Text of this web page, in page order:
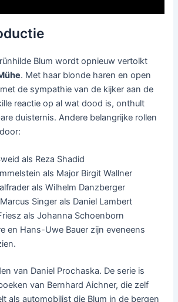
Blum wordt opnieuw vertolkt
. Met haar blonde haren en open
de sympathie van de kijker aan de
reactie op al wat dood is, onthult
duisternis. Andere belangrijke rollen
als Reza Shadid
als Major Birgit Wallner
als Wilhelm Danzberger
Singer als Daniel Lambert
als Johanna Schoenborn
en Hans-Uwe Bauer zijn eveneens
van Daniel Prochaska. De serie is
van Bernhard Aichner, die zelf
als automobilist die Blum in de bergen